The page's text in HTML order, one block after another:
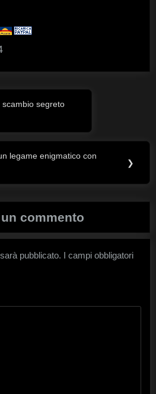
segreto
legame enigmatico con
❯
commento
pubblicato. I campi obbligatori